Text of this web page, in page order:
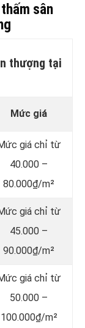
sân
thượng tại
Mức giá
giá chỉ từ
40.000 –
80.000₫/m²
giá chỉ từ
45.000 –
90.000₫/m²
giá chỉ từ
50.000 –
100.000₫/m²